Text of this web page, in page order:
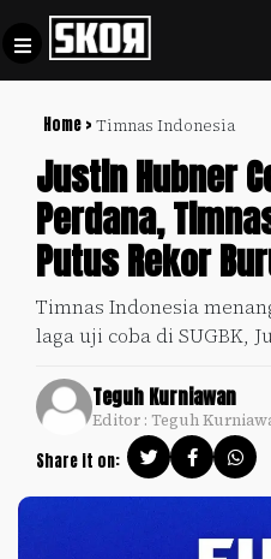
Home > Timnas Indonesia
Justin Hubner
Perdana,
Putus Rekor
Timnas Indonesia
laga uji coba di SUGBK,
Teguh Kurniawan
Editor : Teguh
Share it on:
Football +
Culture +
+
Timnas
Indonesia
SKOR
Policy
Pedoman
Pemberitaan
Media
Siber
Disclaimer
Tentang
Kami